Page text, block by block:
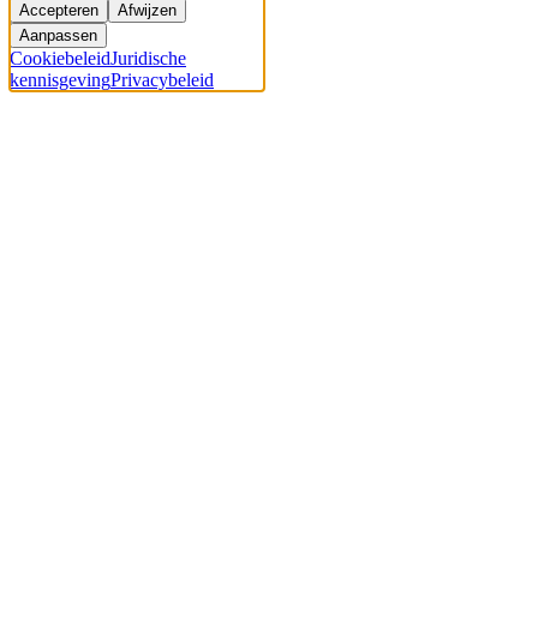
Accepteren
Afwijzen
Aanpassen
CookiebeleidJuridische
kennisgevingPrivacybeleid